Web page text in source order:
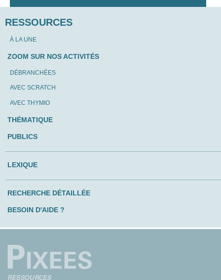
RESSOURCES
À LA UNE
ZOOM SUR NOS ACTIVITÉS
DÉBRANCHÉES
AVEC SCRATCH
AVEC THYMIO
THÉMATIQUE
PUBLICS
LEXIQUE
RECHERCHE DÉTAILLÉE
BESOIN D'AIDE ?